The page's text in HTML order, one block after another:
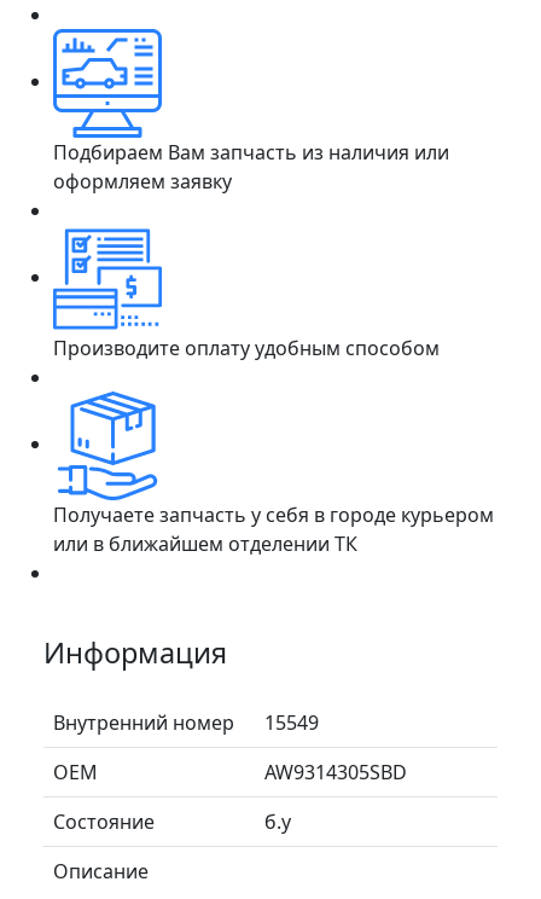
Подбираем Вам запчасть из наличия или
оформляем заявку
Производите оплату удобным способом
Получаете запчасть у себя в городе курьером
или в ближайшем отделении ТК
Информация
Внутренний номер
15549
ОЕМ
AW9314305SBD
Состояние
б.у
Описание